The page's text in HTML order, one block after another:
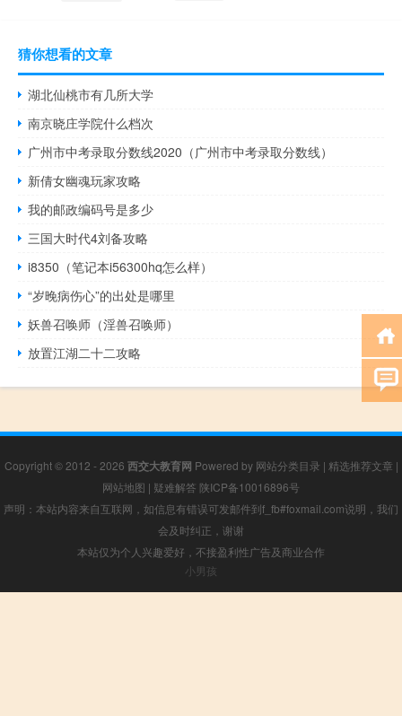
猜你想看的文章
湖北仙桃市有几所大学
南京晓庄学院什么档次
广州市中考录取分数线2020（广州市中考录取分数线）
新倩女幽魂玩家攻略
我的邮政编码号是多少
三国大时代4刘备攻略
i8350（笔记本i56300hq怎么样）
“岁晚病伤心”的出处是哪里
妖兽召唤师（淫兽召唤师）
放置江湖二十二攻略
Copyright © 2012 - 2026 西交大教育网 Powered by 网站分类目录 | 精选推荐文章 |
网站地图 | 疑难解答 陕ICP备10016896号
声明：本站内容来自互联网，如信息有错误可发邮件到f_fb#foxmail.com说明，我们
会及时纠正，谢谢
本站仅为个人兴趣爱好，不接盈利性广告及商业合作
小男孩